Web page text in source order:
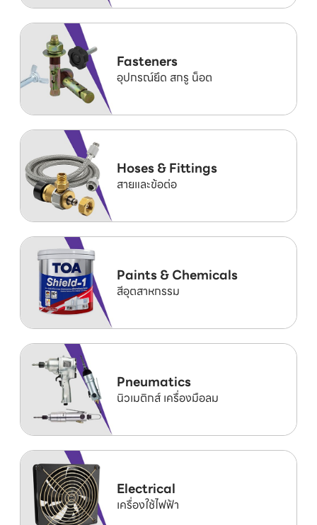
Fasteners
อุปกรณ์ยึด สกรู น็อต
Hoses & Fittings
สายและข้อต่อ
Paints & Chemicals
สีอุตสาหกรรม
Pneumatics
นิวเมติกส์ เครื่องมือลม
Electrical
เครื่องใช้ไฟฟ้า